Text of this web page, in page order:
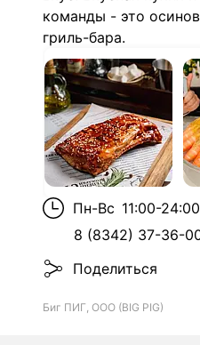
команды - это
гриль-бара.
Пн-Вс 11:00-24:00
8 (8342) 37-36-
Поделиться
Биг ПИГ, ООО (BIG PIG)